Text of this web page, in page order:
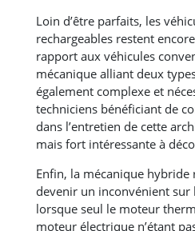
Loin d’être parfaits, les
rechargeables restent
rapport aux véhicules
mécanique alliant deux
également complexe et
techniciens bénéficiant de
dans l’entretien de cette
mais fort intéressante à
Enfin, la mécanique hybride
devenir un inconvénient sur
lorsque seul le moteur
moteur électrique n’étant